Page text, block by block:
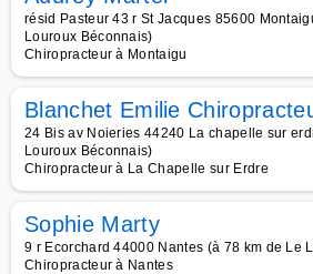
résid Pasteur 43 r St Jacques 85600
Louroux Béconnais)
Chiropracteur à Montaigu
Blanchet Emilie
24 Bis av Noieries 44240 La chapelle sur
Louroux Béconnais)
Chiropracteur à La Chapelle sur Erdre
Sophie Marty
9 r Ecorchard 44000 Nantes (à 78 km de Le
Chiropracteur à Nantes